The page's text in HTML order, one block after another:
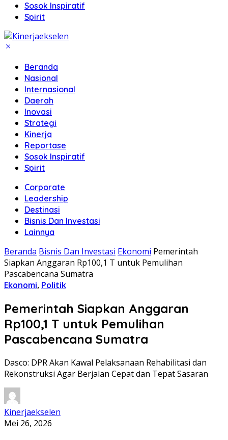
Sosok Inspiratif
Spirit
Beranda
Nasional
Internasional
Daerah
Inovasi
Strategi
Kinerja
Reportase
Sosok Inspiratif
Spirit
Corporate
Leadership
Destinasi
Bisnis Dan Investasi
Lainnya
Beranda Bisnis Dan Investasi Ekonomi Pemerintah
Siapkan Anggaran Rp100,1 T untuk Pemulihan
Pascabencana Sumatra
Ekonomi, Politik
Pemerintah Siapkan Anggaran
Rp100,1 T untuk Pemulihan
Pascabencana Sumatra
Dasco: DPR Akan Kawal Pelaksanaan Rehabilitasi dan
Rekonstruksi Agar Berjalan Cepat dan Tepat Sasaran
Kinerjaekselen
Mei 26, 2026